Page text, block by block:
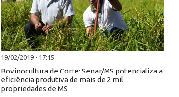
19/02/2019 - 17:15
Bovinocultura de Corte: Senar/MS potencializa a
eficiência produtiva de mais de 2 mil
propriedades de MS